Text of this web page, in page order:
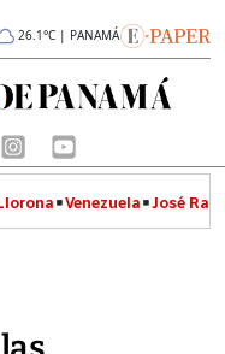
26.1°C | PANAMÁ
Venezuela José